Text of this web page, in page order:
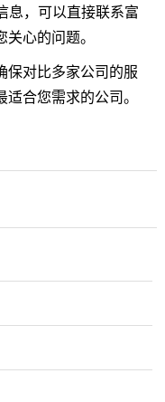
息，可以直接联系富
心的问题。
保对比多家公司的服
合您需求的公司。